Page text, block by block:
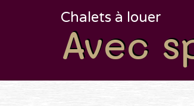
Chalets à louer
Avec